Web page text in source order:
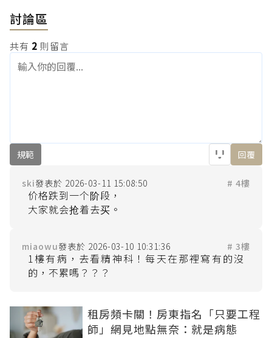
討論區
共有 2 則留言
規範 回覆
ski 2026-03-11 15:08:50 # 4樓
价格跌到一个阶段，
miaowu 2026-03-10 10:31:36 # 3樓
1樓有病，去看精神科！每天在那裡寫有的沒
租房頻卡關！房東指名「只要工程
師」網見地點無奈：就是病態